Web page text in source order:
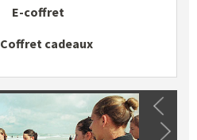
E-coffret
Coffret cadeaux